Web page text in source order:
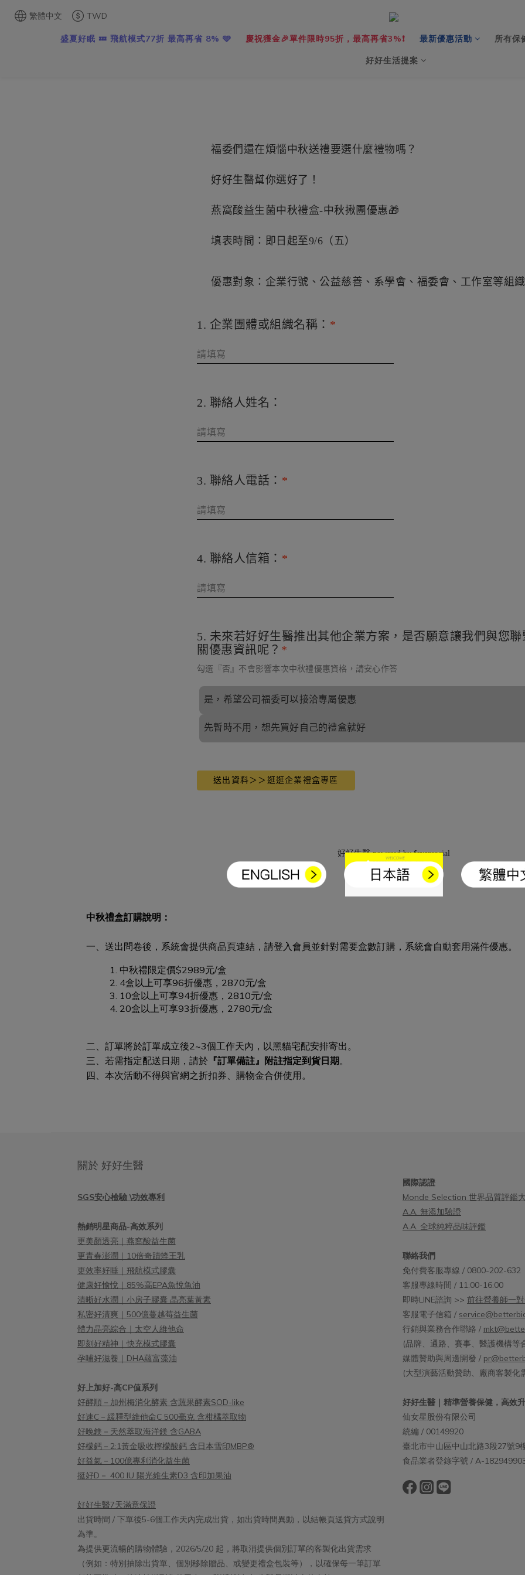
繁體中文 TWD
盛夏好眠 💤 飛航模式77折 最高再省 8% 🩵 慶祝獲金🎉單件限時95折，最高再省3%❗️ 最新優惠活動 所有保
好好生活提案
中秋禮盒訂購說明：
一、送出問卷後，系統會提供商品頁連結，請登入會員並針對需要盒數訂購，系統會自動套用滿件優惠。
中秋禮限定價$2989元/盒
4盒以上可享96折優惠，2870元/盒
10盒以上可享94折優惠，2810元/盒
20盒以上可享93折優惠，2780元/盒
二、訂單將於訂單成立後2~3個工作天內，以黑貓宅配安排寄出。
三、若需指定配送日期，請於 『訂單備註』附註指定到貨日期。
四、本次活動不得與官網之折扣券、購物金合併使用。
關於 好好生醫
SGS安心檢驗 \功效專利
熱銷明星商品-高效系列
更美顏透亮｜燕窩酸益生菌
更青春澎潤｜10倍奇蹟蜂王乳
更效率好睡｜飛航模式膠囊
健康好愉悅｜85%高EPA魚悅魚油
清晰好水潤｜小房子膠囊 晶亮葉黃素
私密好清爽｜500億蔓越莓益生菌
體力晶亮綜合｜太空人維他命
即刻好精神｜快充模式膠囊
孕哺好滋養｜DHA蘊富藻油
好上加好-高CP值系列
好酵順－加州梅消化酵素 含蔬果酵素SOD-like
好速C－緩釋型維他命C 500毫克 含柑橘萃取物
好晚鎂－天然萃取海洋鎂 含GABA
好檬鈣－2:1黃金吸收檸檬酸鈣 含日本雪印MBP®
好益氣－100億專利消化益生菌
挺好D－ 400 IU 陽光維生素D3 含印加果油
好好生醫7天滿意保證
出貨時間 / 下單後5-6個工作天內完成出貨，如出貨時間異動，以結帳頁送貨方式說明
為準。
為提供更流暢的購物體驗，2026/5/20 起，將取消提供個別訂單的客製化出貨需求
（例如：特別抽除出貨單、個別移除贈品、或變更禮盒包裝等），以確保每一筆訂單
國際認證
Monde Selection 世界品質評鑑
A.A. 無添加驗證
A.A. 全球純粹品味評鑑
聯絡我們
免付費客服專線 / 0800-202-632
客服專線時間 / 11:00-16:00
即時LINE諮詢 >> 前往營養師一
客服電子信箱 /
行銷與業務合作聯絡 /
(品牌、通路、賽事、醫護機構等
媒體贊助與周邊開發 /
(大型演藝活動贊助、廠商客製化
好好生醫｜精準營養保健，高效
仙女星股份有限公司
統編 / 00149920
臺北市中山區中山北路3段27號9
食品業者登錄字號 / A-